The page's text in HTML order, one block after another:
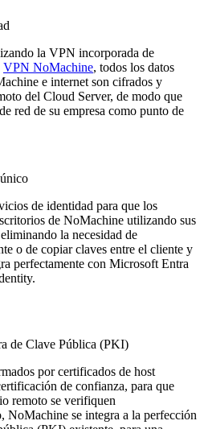
la VPN incorporada de
VPN NoMachine, todos los datos
e internet son cifrados y
del Cloud Server, de modo que
red de su empresa como punto de
de identidad para que los
de NoMachine utilizando sus
la necesidad de
o de copiar claves entre el cliente y
perfectamente con Microsoft Entra
de Clave Pública (PKI)
por certificados de host
de confianza, para que
remoto se verifiquen
NoMachine se integra a la perfección